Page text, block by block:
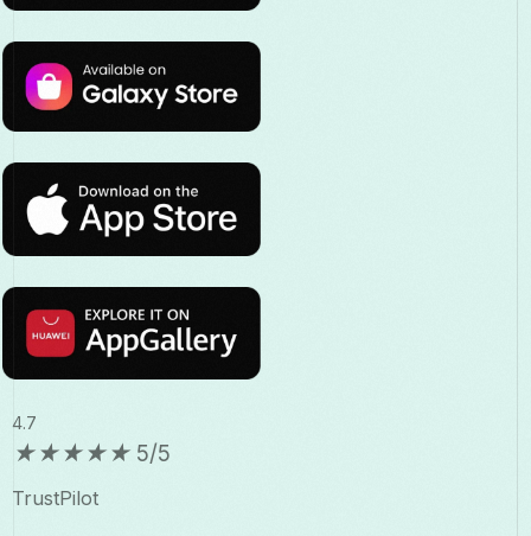
4.7
★★★★★ 5/5
TrustPilot